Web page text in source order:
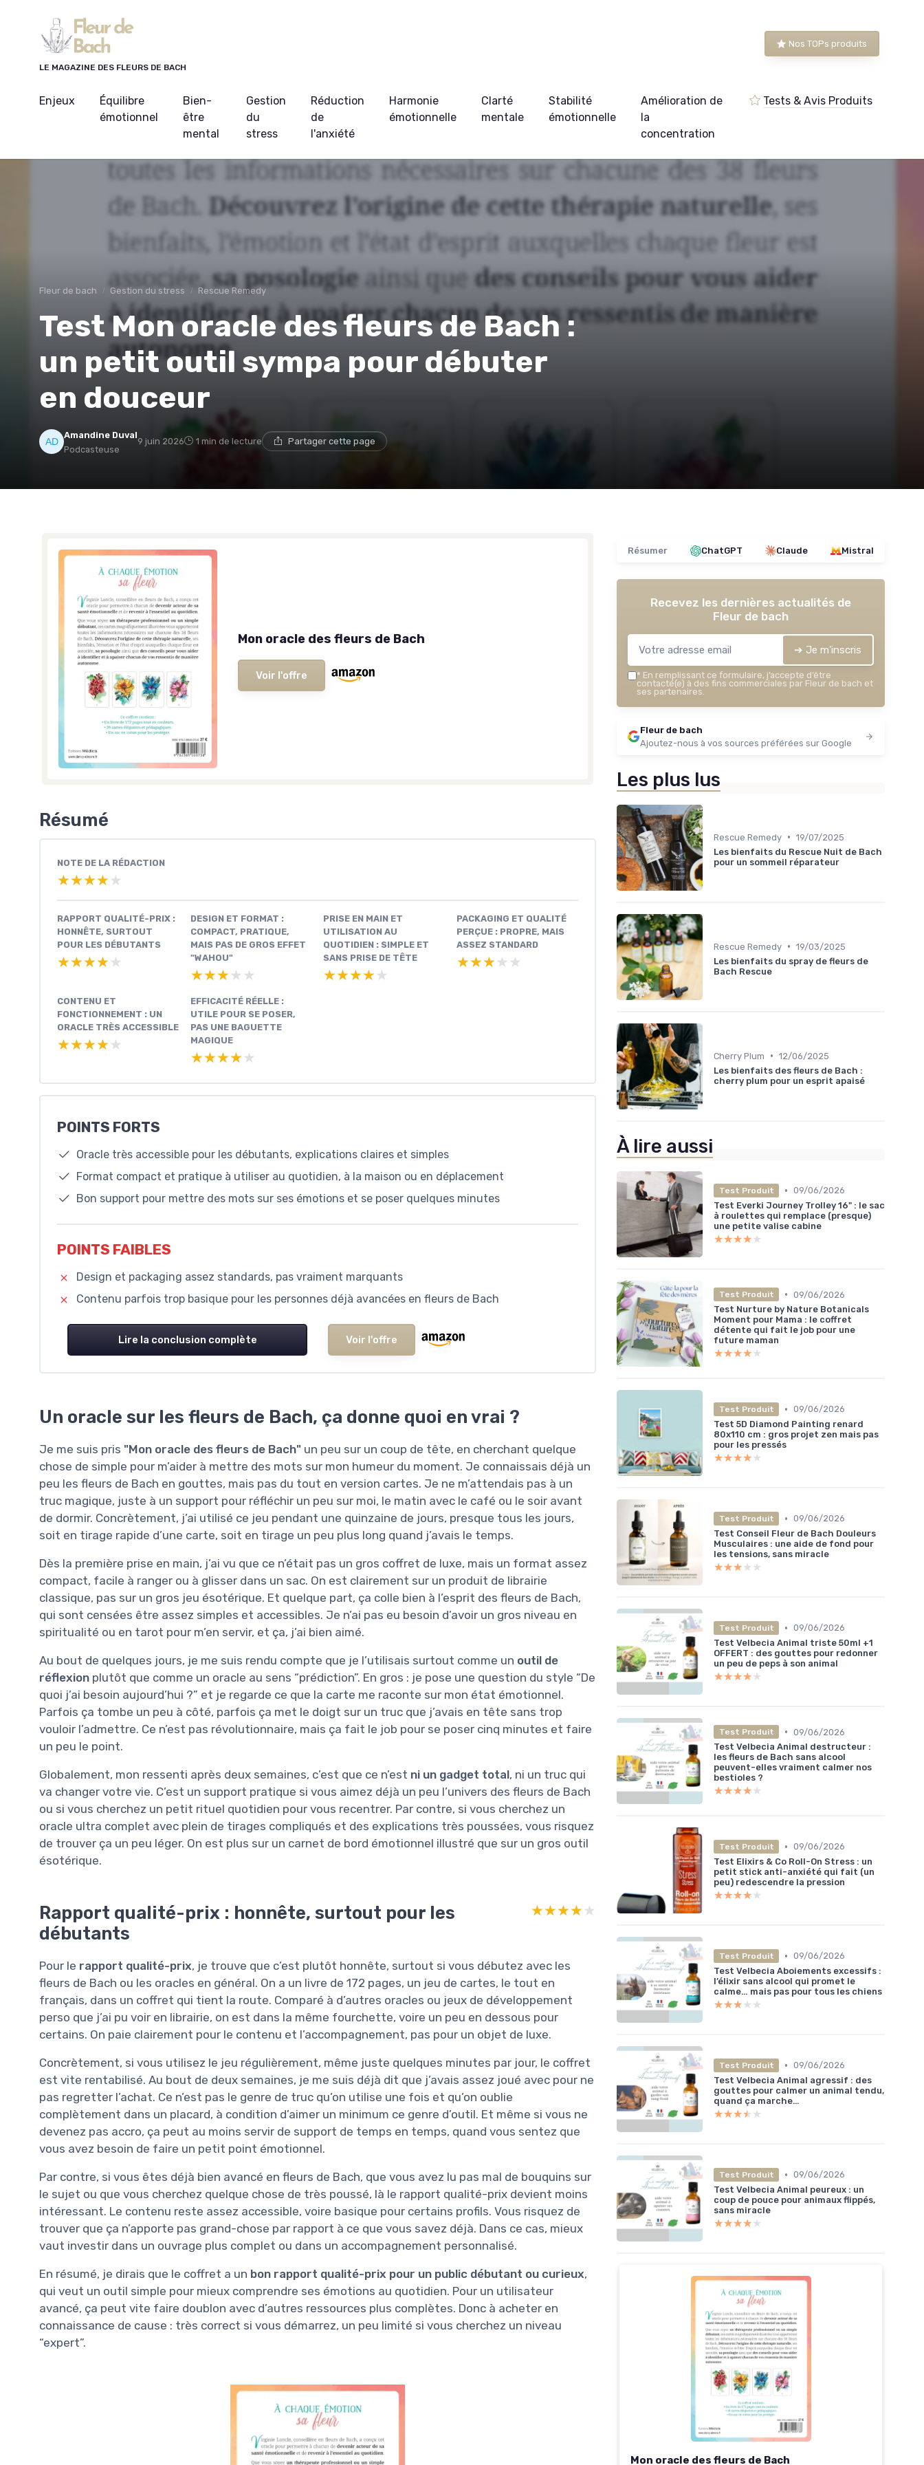
LE MAGAZINE DES FLEURS DE BACH
Nos TOPs produits
Enjeux
Équilibre
émotionnel
Bien-
être
mental
Gestion
du
stress
Réduction
de
l'anxiété
Harmonie
émotionnelle
Clarté
mentale
Stabilité
émotionnelle
Amélioration de
la
concentration
Tests & Avis Produits
Fleur de bach Gestion du stress Rescue Remedy
Test Mon oracle des fleurs de Bach :
un petit outil sympa pour débuter
en douceur
Amandine Duval
Podcasteuse
9 juin 2026 1 min de lecture Partager cette page
Mon oracle des fleurs de Bach
Voir l'offre
Résumé
NOTE DE LA RÉDACTION
★★★★★
★★★★★
RAPPORT QUALITÉ-PRIX :
HONNÊTE, SURTOUT
POUR LES DÉBUTANTS
★★★★★
★★★★★
DESIGN ET FORMAT :
COMPACT, PRATIQUE,
MAIS PAS DE GROS EFFET
"WAHOU"
★★★★★
★★★★★
PRISE EN MAIN ET
UTILISATION AU
QUOTIDIEN : SIMPLE ET
SANS PRISE DE TÊTE
★★★★★
★★★★★
PACKAGING ET QUALITÉ
PERÇUE : PROPRE, MAIS
ASSEZ STANDARD
★★★★★
★★★★★
CONTENU ET
FONCTIONNEMENT : UN
ORACLE TRÈS ACCESSIBLE
★★★★★
★★★★★
EFFICACITÉ RÉELLE :
UTILE POUR SE POSER,
PAS UNE BAGUETTE
MAGIQUE
★★★★★
★★★★★
POINTS FORTS
Oracle très accessible pour les débutants, explications claires et simples
Format compact et pratique à utiliser au quotidien, à la maison ou en déplacement
Bon support pour mettre des mots sur ses émotions et se poser quelques minutes
POINTS FAIBLES
Design et packaging assez standards, pas vraiment marquants
Contenu parfois trop basique pour les personnes déjà avancées en fleurs de Bach
Lire la conclusion complète Voir l'offre
Un oracle sur les fleurs de Bach, ça donne quoi en vrai ?
Je me suis pris "Mon oracle des fleurs de Bach" un peu sur un coup de tête, en cherchant quelque
chose de simple pour m’aider à mettre des mots sur mon humeur du moment. Je connaissais déjà un
peu les fleurs de Bach en gouttes, mais pas du tout en version cartes. Je ne m’attendais pas à un
truc magique, juste à un support pour réfléchir un peu sur moi, le matin avec le café ou le soir avant
de dormir. Concrètement, j’ai utilisé ce jeu pendant une quinzaine de jours, presque tous les jours,
soit en tirage rapide d’une carte, soit en tirage un peu plus long quand j’avais le temps.
Dès la première prise en main, j’ai vu que ce n’était pas un gros coffret de luxe, mais un format assez
compact, facile à ranger ou à glisser dans un sac. On est clairement sur un produit de librairie
classique, pas sur un gros jeu ésotérique. Et quelque part, ça colle bien à l’esprit des fleurs de Bach,
qui sont censées être assez simples et accessibles. Je n’ai pas eu besoin d’avoir un gros niveau en
spiritualité ou en tarot pour m’en servir, et ça, j’ai bien aimé.
Au bout de quelques jours, je me suis rendu compte que je l’utilisais surtout comme un outil de
réflexion plutôt que comme un oracle au sens “prédiction”. En gros : je pose une question du style “De
quoi j’ai besoin aujourd’hui ?” et je regarde ce que la carte me raconte sur mon état émotionnel.
Parfois ça tombe un peu à côté, parfois ça met le doigt sur un truc que j’avais en tête sans trop
vouloir l’admettre. Ce n’est pas révolutionnaire, mais ça fait le job pour se poser cinq minutes et faire
un peu le point.
Globalement, mon ressenti après deux semaines, c’est que ce n’est ni un gadget total, ni un truc qui
va changer votre vie. C’est un support pratique si vous aimez déjà un peu l’univers des fleurs de Bach
ou si vous cherchez un petit rituel quotidien pour vous recentrer. Par contre, si vous cherchez un
oracle ultra complet avec plein de tirages compliqués et des explications très poussées, vous risquez
de trouver ça un peu léger. On est plus sur un carnet de bord émotionnel illustré que sur un gros outil
ésotérique.
Rapport qualité-prix : honnête, surtout pour les
débutants
★★★★★
★★★★★
Pour le rapport qualité-prix, je trouve que c’est plutôt honnête, surtout si vous débutez avec les
fleurs de Bach ou les oracles en général. On a un livre de 172 pages, un jeu de cartes, le tout en
français, dans un coffret qui tient la route. Comparé à d’autres oracles ou jeux de développement
perso que j’ai pu voir en librairie, on est dans la même fourchette, voire un peu en dessous pour
certains. On paie clairement pour le contenu et l’accompagnement, pas pour un objet de luxe.
Concrètement, si vous utilisez le jeu régulièrement, même juste quelques minutes par jour, le coffret
est vite rentabilisé. Au bout de deux semaines, je me suis déjà dit que j’avais assez joué avec pour ne
pas regretter l’achat. Ce n’est pas le genre de truc qu’on utilise une fois et qu’on oublie
complètement dans un placard, à condition d’aimer un minimum ce genre d’outil. Et même si vous ne
devenez pas accro, ça peut au moins servir de support de temps en temps, quand vous sentez que
vous avez besoin de faire un petit point émotionnel.
Par contre, si vous êtes déjà bien avancé en fleurs de Bach, que vous avez lu pas mal de bouquins sur
le sujet ou que vous cherchez quelque chose de très poussé, là le rapport qualité-prix devient moins
intéressant. Le contenu reste assez accessible, voire basique pour certains profils. Vous risquez de
trouver que ça n’apporte pas grand-chose par rapport à ce que vous savez déjà. Dans ce cas, mieux
vaut investir dans un ouvrage plus complet ou dans un accompagnement personnalisé.
En résumé, je dirais que le coffret a un bon rapport qualité-prix pour un public débutant ou curieux,
qui veut un outil simple pour mieux comprendre ses émotions au quotidien. Pour un utilisateur
avancé, ça peut vite faire doublon avec d’autres ressources plus complètes. Donc à acheter en
connaissance de cause : très correct si vous démarrez, un peu limité si vous cherchez un niveau
“expert”.
Résumer ChatGPT Claude Mistral
Recevez les dernières actualités de
Fleur de bach
➔ Je m'inscris
* En remplissant ce formulaire, j’accepte d’être
contacté(e) à des fins commerciales par Fleur de bach et
ses partenaires.
Fleur de bach
Ajoutez-nous à vos sources préférées sur Google
Les plus lus
Rescue Remedy • 19/07/2025
Les bienfaits du Rescue Nuit de Bach
pour un sommeil réparateur
Rescue Remedy • 19/03/2025
Les bienfaits du spray de fleurs de
Bach Rescue
Cherry Plum • 12/06/2025
Les bienfaits des fleurs de Bach :
cherry plum pour un esprit apaisé
À lire aussi
Test Produit • 09/06/2026
Test Everki Journey Trolley 16" : le sac
à roulettes qui remplace (presque)
une petite valise cabine
★★★★★
★★★★★
Test Produit • 09/06/2026
Test Nurture by Nature Botanicals
Moment pour Mama : le coffret
détente qui fait le job pour une
future maman
★★★★★
★★★★★
Test Produit • 09/06/2026
Test 5D Diamond Painting renard
80x110 cm : gros projet zen mais pas
pour les pressés
★★★★★
★★★★★
Test Produit • 09/06/2026
Test Conseil Fleur de Bach Douleurs
Musculaires : une aide de fond pour
les tensions, sans miracle
★★★★★
★★★★★
Test Produit • 09/06/2026
Test Velbecia Animal triste 50ml +1
OFFERT : des gouttes pour redonner
un peu de peps à son animal
★★★★★
★★★★★
Test Produit • 09/06/2026
Test Velbecia Animal destructeur :
les fleurs de Bach sans alcool
peuvent-elles vraiment calmer nos
bestioles ?
★★★★★
★★★★★
Test Produit • 09/06/2026
Test Elixirs & Co Roll-On Stress : un
petit stick anti-anxiété qui fait (un
peu) redescendre la pression
★★★★★
★★★★★
Test Produit • 09/06/2026
Test Velbecia Aboiements excessifs :
l’élixir sans alcool qui promet le
calme… mais pas pour tous les chiens
★★★★★
★★★★★
Test Produit • 09/06/2026
Test Velbecia Animal agressif : des
gouttes pour calmer un animal tendu,
quand ça marche…
★★★★★
★★★★★
Test Produit • 09/06/2026
Test Velbecia Animal peureux : un
coup de pouce pour animaux flippés,
sans miracle
★★★★★
★★★★★
Mon oracle des fleurs de Bach